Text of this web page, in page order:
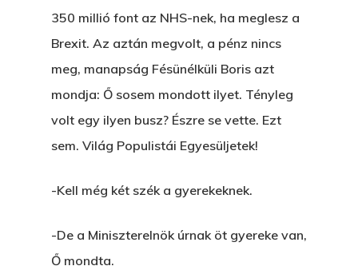
350 millió font az NHS-nek, ha meglesz a
Brexit. Az aztán megvolt, a pénz nincs
meg, manapság Fésünélküli Boris azt
mondja: Ő sosem mondott ilyet. Tényleg
volt egy ilyen busz? Észre se vette. Ezt
sem. Világ Populistái Egyesüljetek!
-Kell még két szék a gyerekeknek.
-De a Miniszterelnök úrnak öt gyereke van,
Ő mondta.